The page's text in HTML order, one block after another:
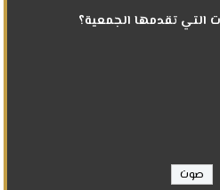
التي تقدمها الجمعية؟